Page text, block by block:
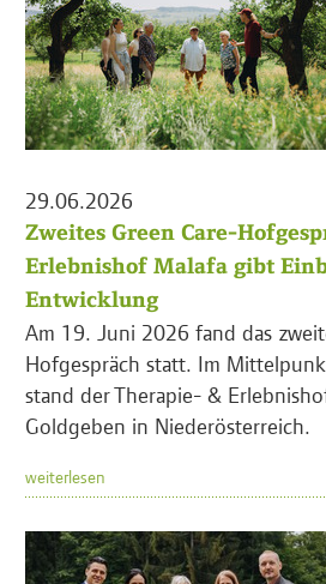
29.06.2026
Zweites Green Care-
Erlebnishof Malafa gibt
Entwicklung
Am 19. Juni 2026 fand das
Hofgespräch statt. Im
stand der Therapie- &
Goldgeben in Niederösterreich.
weiterlesen